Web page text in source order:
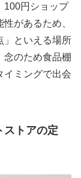
100円ショップ
があるため、
」といえる場所
念のため食品棚
イミングで出会
ストアの定